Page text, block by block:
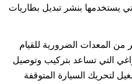
يستخدمها بنشر تبديل بطاريات
من المعدات الضرورية للقيام
التي تساعد بتركيب وتوصيل
لتحريك السيارة المتوقفة